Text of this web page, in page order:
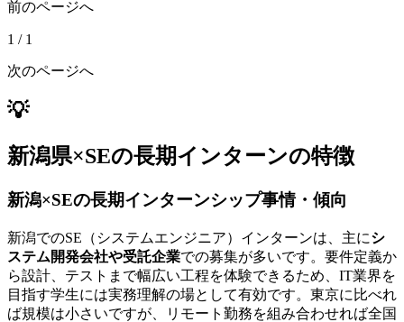
前のページへ
1 / 1
次のページへ
💡
新潟県×SEの長期インターンの特徴
新潟×SEの長期インターンシップ事情・傾向
新潟でのSE（システムエンジニア）インターンは、主にシ
ステム開発会社や受託企業での募集が多いです。要件定義か
ら設計、テストまで幅広い工程を体験できるため、IT業界を
目指す学生には実務理解の場として有効です。東京に比べれ
ば規模は小さいですが、リモート勤務を組み合わせれば全国